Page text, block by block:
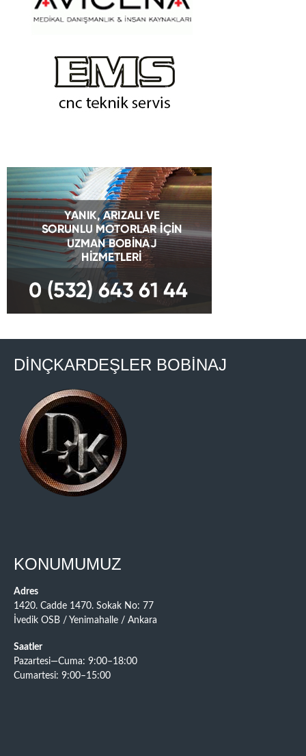
DİNÇKARDEŞLER BOBİNAJ
KONUMUMUZ
Adres
1420. Cadde 1470. Sokak No: 77
İvedik OSB / Yenimahalle / Ankara
Saatler
Pazartesi—Cuma: 9:00–18:00
Cumartesi: 9:00–15:00